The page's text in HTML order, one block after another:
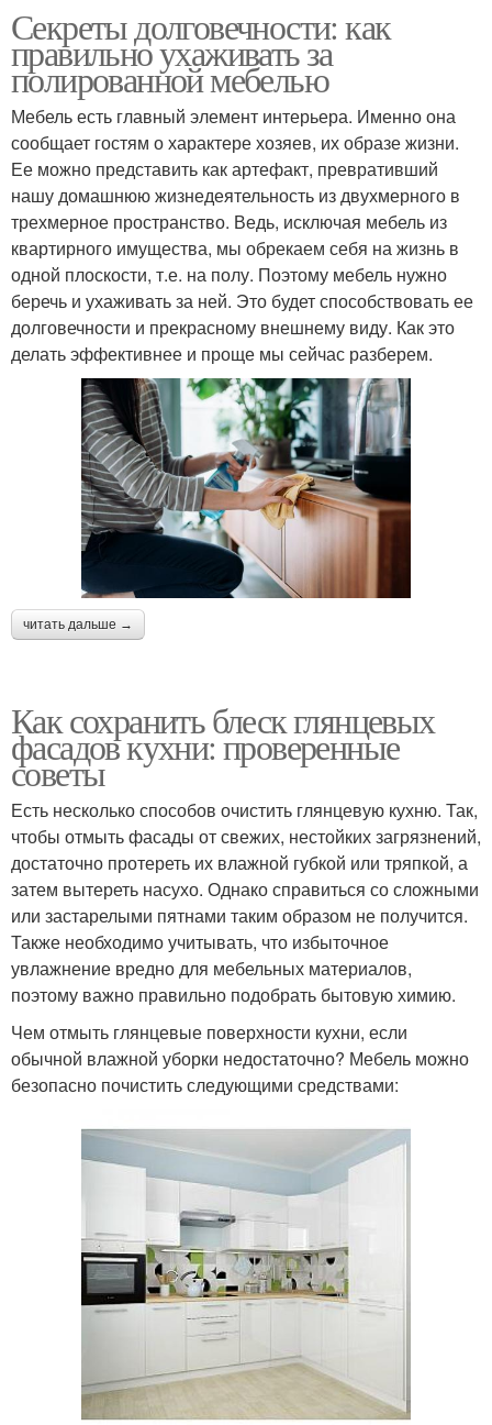
Секреты долговечности: как
правильно ухаживать за
полированной мебелью
Мебель есть главный элемент интерьера. Именно она
сообщает гостям о характере хозяев, их образе жизни.
Ее можно представить как артефакт, превративший
нашу домашнюю жизнедеятельность из двухмерного в
трехмерное пространство. Ведь, исключая мебель из
квартирного имущества, мы обрекаем себя на жизнь в
одной плоскости, т.е. на полу. Поэтому мебель нужно
беречь и ухаживать за ней. Это будет способствовать ее
долговечности и прекрасному внешнему виду. Как это
делать эффективнее и проще мы сейчас разберем.
читать дальше →
Как сохранить блеск глянцевых
фасадов кухни: проверенные
советы
Есть несколько способов очистить глянцевую кухню. Так,
чтобы отмыть фасады от свежих, нестойких загрязнений,
достаточно протереть их влажной губкой или тряпкой, а
затем вытереть насухо. Однако справиться со сложными
или застарелыми пятнами таким образом не получится.
Также необходимо учитывать, что избыточное
увлажнение вредно для мебельных материалов,
поэтому важно правильно подобрать бытовую химию.
Чем отмыть глянцевые поверхности кухни, если
обычной влажной уборки недостаточно? Мебель можно
безопасно почистить следующими средствами: